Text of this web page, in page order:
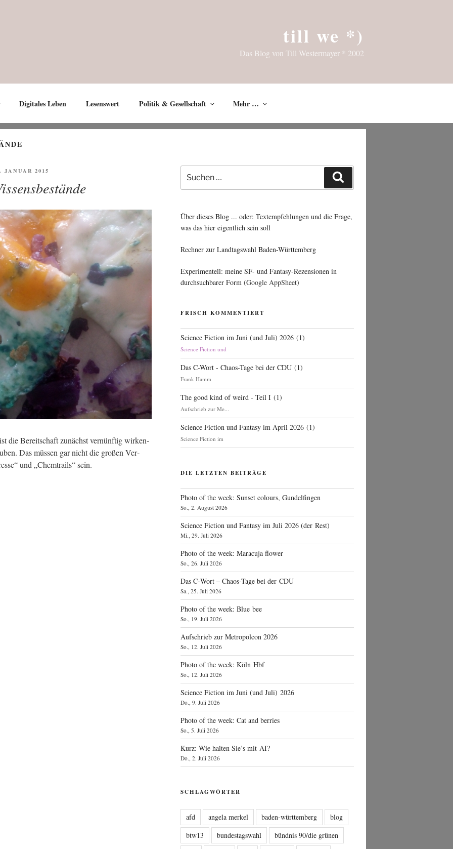
till we *)
Das Blog von Till Westermayer * 2002
Digitales Leben Lesenswert Politik & Gesellschaft Mehr …
JANUAR 2015
die Bereit­schaft zunächst ver­nünf­tig wir­ken­
Das müs­sen gar nicht die gro­ßen Ver­
und „Chem­trails“ sein.
Suche
nach:
Über dieses Blog ... oder: Textempfehlungen und die Frage,
was das hier eigentlich sein soll
Rechner zur Landtagswahl Baden-Württemberg
Experimentell: meine SF- und Fantasy-Rezensionen in
durchsuchbarer Form (Google AppSheet)
FRISCH KOMMENTIERT
Science Fiction im Juni (und Juli) 2026 (1)
Science Fiction und
Das C-Wort - Chaos-Tage bei der CDU (1)
Frank Hamm
The good kind of weird - Teil I (1)
Aufschrieb zur Me...
Science Fiction und Fantasy im April 2026 (1)
Science Fiction im
DIE LETZTEN BEITRÄGE
Photo of the week: Sunset colours, Gundelfingen
So., 2. August 2026
Science Fiction und Fantasy im Juli 2026 (der Rest)
Mi., 29. Juli 2026
Photo of the week: Maracuja flower
So., 26. Juli 2026
Das C‑Wort – Chaos-Tage bei der CDU
Sa., 25. Juli 2026
Photo of the week: Blue bee
So., 19. Juli 2026
Aufschrieb zur Metropolcon 2026
So., 12. Juli 2026
Photo of the week: Köln Hbf
So., 12. Juli 2026
Science Fiction im Juni (und Juli) 2026
Do., 9. Juli 2026
Photo of the week: Cat and berries
So., 5. Juli 2026
Kurz: Wie halten Sie’s mit AI?
Do., 2. Juli 2026
SCHLAGWÖRTER
afd angela merkel baden-württemberg
blog
btw13
bundestagswahl
bündnis 90/die grünen